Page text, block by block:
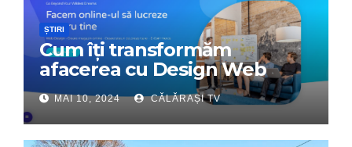
ȘTIRI
Cum îți transformăm
afacerea cu Design Web
Interactiv – Partenerul tău
digital de încredere
MAI 10, 2024 CĂLĂRAȘI TV